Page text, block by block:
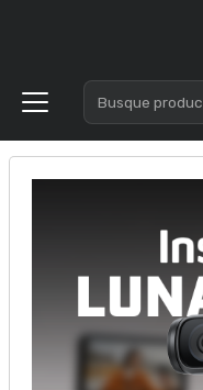
DJI Avata 2 Fly